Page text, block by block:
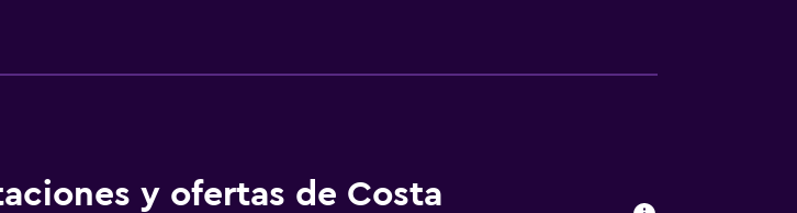
y ofertas de Costa